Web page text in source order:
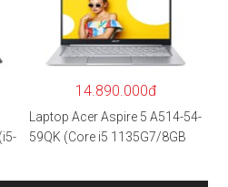
RAM/512GB/15.6″FHD/MX35
0 2GB/Win 10/Bạc)
14.890.000đ
Laptop Acer Aspire 5 A514-54-
59QK (Core i5 1135G7/8GB